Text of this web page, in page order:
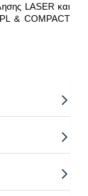
LASER και
& COMPACT